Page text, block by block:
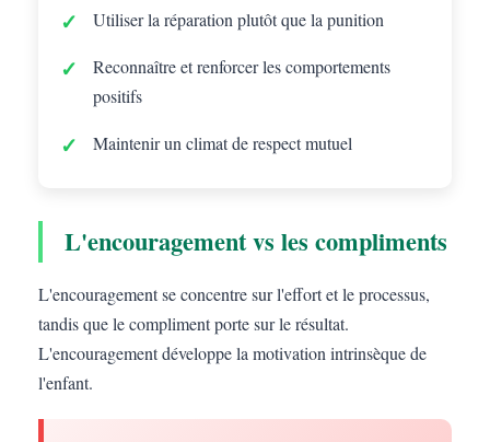
Utiliser la réparation plutôt que la punition
Reconnaître et renforcer les comportements
positifs
Maintenir un climat de respect mutuel
L'encouragement vs les compliments
L'encouragement se concentre sur l'effort et le processus,
tandis que le compliment porte sur le résultat.
L'encouragement développe la motivation intrinsèque de
l'enfant.